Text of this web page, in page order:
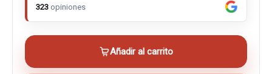
323 opiniones
Añadir al carrito